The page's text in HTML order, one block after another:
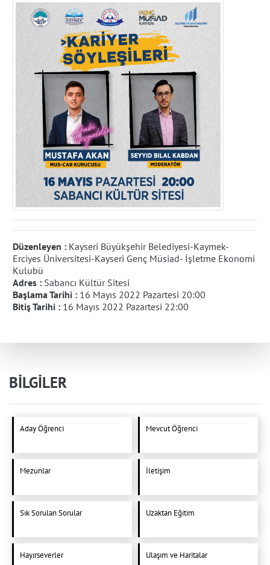
Düzenleyen : Kayseri Büyükşehir Belediyesi-Kaymek-
Erciyes Üniversitesi-Kayseri Genç Müsiad- İşletme Ekonomi
Kulubü
Adres : Sabancı Kültür Sitesi
Başlama Tarihi : 16 Mayıs 2022 Pazartesi 20:00
Bitiş Tarihi : 16 Mayıs 2022 Pazartesi 22:00
BİLGİLER
Aday Öğrenci Mevcut Öğrenci
Mezunlar İletişim
Sık Sorulan Sorular Uzaktan Eğitim
Hayırseverler Ulaşım ve Haritalar